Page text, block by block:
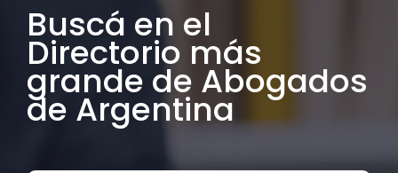
Buscá en el
Directorio más
grande de Abogados
de Argentina